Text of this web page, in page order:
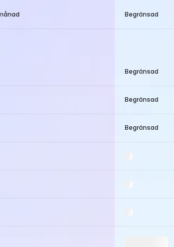
Begränsad
Begränsad
Begränsad
Begränsad